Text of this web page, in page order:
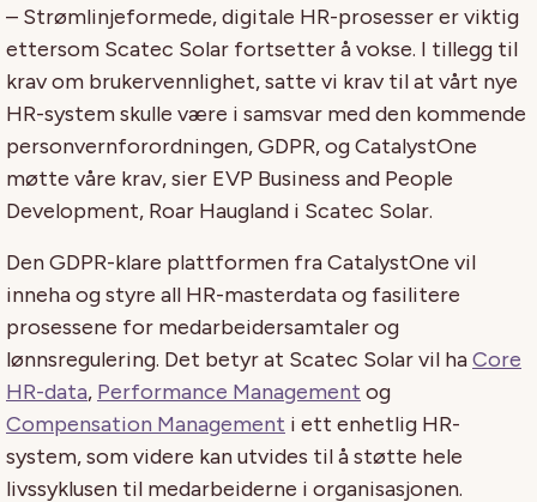
– Strømlinjeformede, digitale HR-prosesser er viktig
ettersom Scatec Solar fortsetter å vokse. I tillegg til
krav om brukervennlighet, satte vi krav til at vårt nye
HR-system skulle være i samsvar med den kommende
personvernforordningen, GDPR, og CatalystOne
møtte våre krav, sier EVP Business and People
Development, Roar Haugland i Scatec Solar.
Den GDPR-klare plattformen fra CatalystOne vil
inneha og styre all HR-masterdata og fasilitere
prosessene for medarbeidersamtaler og
lønnsregulering. Det betyr at Scatec Solar vil haCore
HR-data, Performance Management og
Compensation Management i ett enhetlig HR-
system, som videre kan utvides til å støtte hele
livssyklusen til medarbeiderne i organisasjonen.